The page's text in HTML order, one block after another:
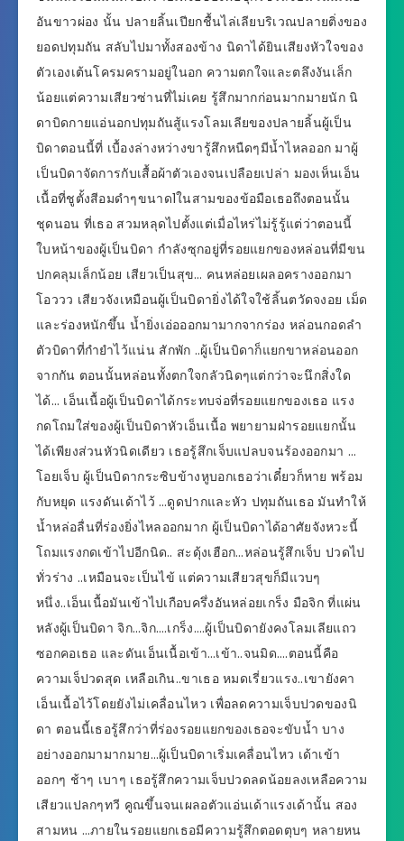
อันขาวผ่อง นั้น ปลายลิ้นเปียกชื้นไล่เลียบริเวณปลายติ่งของ
ยอดปทุมถัน สลับไปมาทั้งสองข้าง นิดาได้ยินเสียงหัวใจของ
ตัวเองเต้นโครมครามอยู่ในอก ความตกใจและตลึงงันเล็ก
น้อยแต่ความเสียวซ่านที่ไม่เคย รู้สึกมากก่อนมากมายนัก นิ
ดาบิดกายแอ่นอกปทุมถันสู้แรงโลมเลียของปลายลิ้นผู้เป็น
บิดาตอนนี้ที่ เบื้องล่างหว่างขารู้สึกหนืดๆมีน้ำไหลออก มาผู้
เป็นบิดาจัดการกับเสื้อผ้าตัวเองจนเปลือยเปล่า มองเห็นเอ็น
เนื้อที่ชูตั้งสีอมดำๆขนาด1ในสามของข้อมือเธอถึงตอนนั้น
ชุดนอน ที่เธอ สวมหลุดไปตั้งแต่เมื่อไหร่ไม่รู้รู้แต่ว่าตอนนี้
ใบหน้าของผู้เป็นบิดา กำลังซุกอยู่ที่รอยแยกของหล่อนที่มีขน
ปกคลุมเล็กน้อย เสียวเป็นสุข… คนหล่อยเผลอครางออกมา
โอววว เสียวจังเหมือนผู้เป็นบิดายิ่งได้ใจใช้ลิ้นตวัดจงอย เม็ด
และร่องหนักขึ้น น้ำยิ่งเอ่อออกมามากจากร่อง หล่อนกอดลำ
ตัวบิดาที่กำยำไว้แน่น สักพัก ..ผู้เป็นบิดาก็แยกขาหล่อนออก
จากกัน ตอนนั้นหล่อนทั้งตกใจกลัวนิดๆแต่กว่าจะนึกสิ่งใด
ได้… เอ็นเนื้อผู้เป็นบิดาได้กระทบจ่อที่รอยแยกของเธอ แรง
กดโถมใส่ของผู้เป็นบิดาหัวเอ็นเนื้อ พยายามฝ่ารอยแยกนั้น
ได้เพียงส่วนหัวนิดเดียว เธอรู้สึกเจ็บแปลบจนร้องออกมา …
โอยเจ็บ ผู้เป็นบิดากระซิบข้างหูบอกเธอว่าเดี๋ยวก็หาย พร้อม
กับหยุด แรงดันเด้าไว้ …ดูดปากและหัว ปทุมถันเธอ มันทำให้
น้ำหล่อลื่นที่ร่องยิ่งไหลออกมาก ผู้เป็นบิดาได้อาศัยจังหวะนี้
โถมแรงกดเข้าไปอีกนิด.. สะดุ้งเฮือก…หล่อนรู้สึกเจ็บ ปวดไป
ทั่วร่าง ..เหมือนจะเป็นไข้ แต่ความเสียวสุขก็มีแวบๆ
หนึ่ง..เอ็นเนื้อมันเข้าไปเกือบครึ่งอันหล่อยเกร็ง มือจิก ที่แผ่น
หลังผู้เป็นบิดา จิก…จิก….เกร็ง….ผู้เป็นบิดายังคงโลมเลียแถว
ซอกคอเธอ และดันเอ็นเนื้อเข้า…เข้า..จนมิด….ตอนนี้คือ
ความเจ็ปวดสุด เหลือเกิน..ขาเธอ หมดเรี่ยวแรง..เขายังคา
เอ็นเนื้อไว้โดยยังไม่เคลื่อนไหว เพื่อลดความเจ็บปวดของนิ
ดา ตอนนี้เธอรู้สึกว่าที่ร่องรอยแยกของเธอจะขับน้ำ บาง
อย่างออกมามากมาย…ผู้เป็นบิดาเริ่มเคลื่อนไหว เด้าเข้า
ออกๆ ช้าๆ เบาๆ เธอรู้สึกความเจ็บปวดลดน้อยลงเหลือความ
เสียวแปลกๆทวี คูณขึ้นจนเผลอตัวแอ่นเด้าแรงเด้านั้น สอง
สามหน …ภายในรอยแยกเธอมีความรู้สึกตอดตุบๆ หลายหน